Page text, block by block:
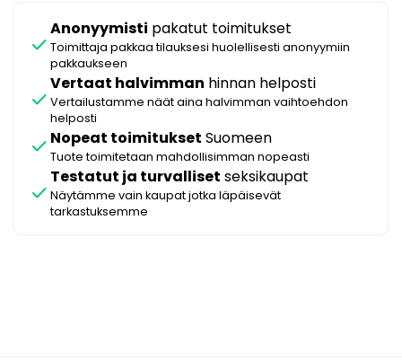
check
Anonyymisti pakatut toimitukset
Toimittaja pakkaa tilauksesi huolellisesti anonyymiin
pakkaukseen
check
Vertaat halvimman hinnan helposti
Vertailustamme näät aina halvimman vaihtoehdon
helposti
check Nopeat toimitukset Suomeen
Tuote toimitetaan mahdollisimman nopeasti
check
Testatut ja turvalliset seksikaupat
Näytämme vain kaupat jotka läpäisevät
tarkastuksemme